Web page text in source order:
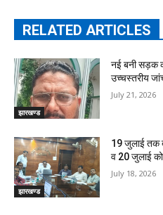
RELATED ARTICLES
झारखण्ड
नई बनी सड़क
उच्चस्तरीय
July 21, 2026
झारखण्ड
19 जुलाई तक
व 20 जुलाई
July 18, 2026